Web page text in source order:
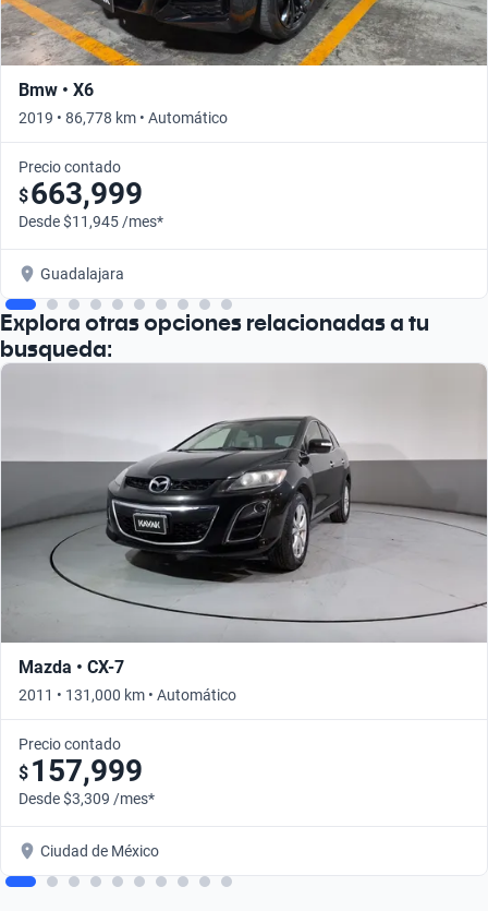
Bmw • X6
2019 • 86,778 km • Automático
Precio contado
$663,999
Desde $11,945 /mes*
Guadalajara
Explora otras opciones relacionadas a tu
busqueda:
Mazda • CX-7
2011 • 131,000 km • Automático
Precio contado
$ 157,999
Desde $3,309 /mes*
Ciudad de México